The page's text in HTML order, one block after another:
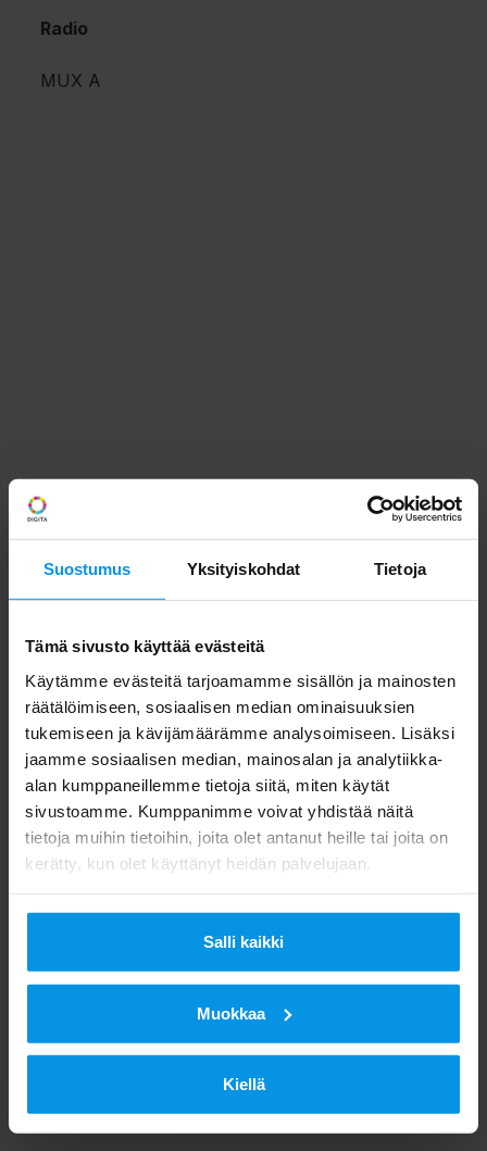
Suostumus Yksityiskohdat Tietoja
Tämä sivusto käyttää evästeitä
Käytämme evästeitä tarjoamamme sisällön ja mainosten
räätälöimiseen, sosiaalisen median ominaisuuksien
tukemiseen ja kävijämäärämme analysoimiseen. Lisäksi
jaamme sosiaalisen median, mainosalan ja analytiikka-
alan kumppaneillemme tietoja siitä, miten käytät
sivustoamme. Kumppanimme voivat yhdistää näitä
tietoja muihin tietoihin, joita olet antanut heille tai joita on
kerätty, kun olet käyttänyt heidän palvelujaan.
Salli kaikki
Muokkaa
Kiellä
Radio
MUX A